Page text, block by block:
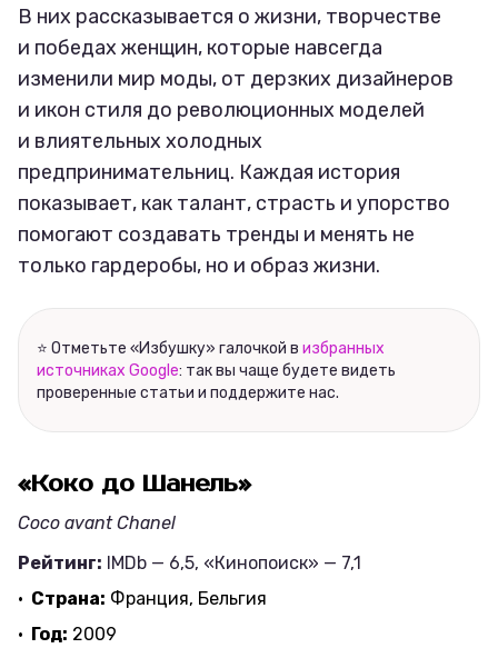
В них рассказывается о жизни, творчестве
и победах женщин, которые навсегда
изменили мир моды, от дерзких дизайнеров
и икон стиля до революционных моделей
и влиятельных холодных
предпринимательниц. Каждая история
показывает, как талант, страсть и упорство
помогают создавать тренды и менять не
только гардеробы, но и образ жизни.
⭐ Отметьте «Избушку» галочкой в избранных
источниках Google: так вы чаще будете видеть
проверенные статьи и поддержите нас.
«Коко до Шанель»
Coco avant Chanel
Рейтинг: IMDb — 6,5, «Кинопоиск» — 7,1
Страна: Франция, Бельгия
Год: 2009